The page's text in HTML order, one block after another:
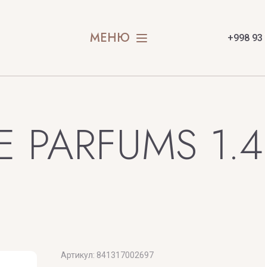
МЕНЮ +998
PARFUMS
Артикул: 841317002697
SWEDOFT